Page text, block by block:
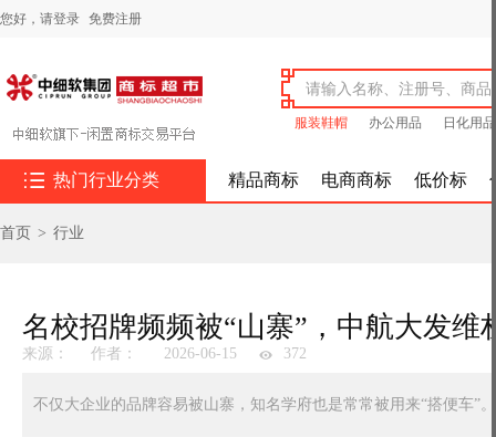
您好， 请登录 免费注册
服装鞋帽 办公用品 日化用品
 热门行业分类 精品商标 电商商标 低价标
首页 > 行业
名校招牌频频被“山寨”，中航大发维
来源： 作者： 2026-06-15 372
不仅大企业的品牌容易被山寨，知名学府也是常常被用来“搭便车”。